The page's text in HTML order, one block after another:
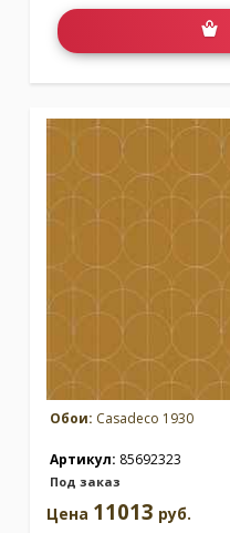
Обои: Casadeco 1930
Артикул: 85692323
Под заказ
Цена 11013 руб.